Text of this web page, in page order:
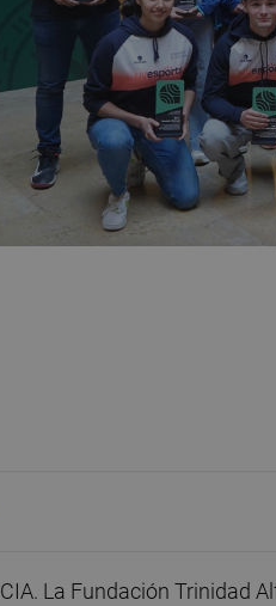
La Fundación Trinidad